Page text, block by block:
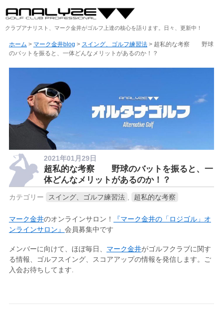
クラブアナリスト、マーク金井がゴルフ上達の核心を語ります。日々、更新中！
ホーム > マーク金井blog > スイング、ゴルフ練習法> 超私的な考察 野球
のバットを振ると、一体どんなメリットがあるのか！？
2021年01月29日
超私的な考察 野球のバットを振ると、一
体どんなメリットがあるのか！？
カテゴリー スイング、ゴルフ練習法 超私的な考察
マーク金井のオンラインサロン！
『マーク金井の「ロジゴル」オ
ンラインサロン』 会員募集中です
メンバーに向けて、ほぼ毎日、 マーク金井がゴルフクラブに関す
る情報、ゴルフスイング、スコアアップの情報を発信します。ご
入会お待ちしてます.